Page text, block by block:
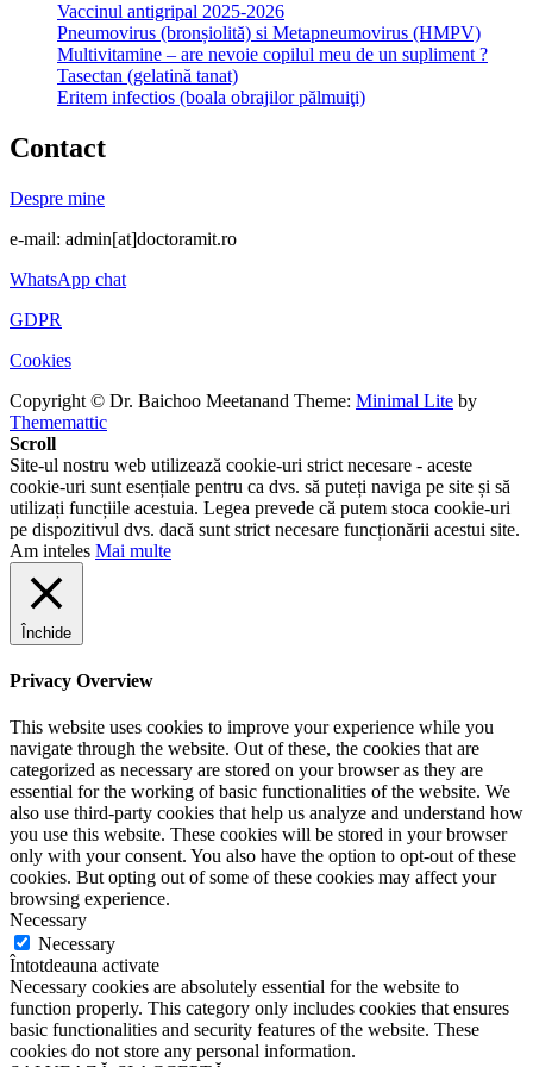
Vaccinul antigripal 2025-2026
Pneumovirus (bronșiolită) si Metapneumovirus (HMPV)
Multivitamine – are nevoie copilul meu de un supliment ?
Tasectan (gelatină tanat)
Eritem infectios (boala obrajilor pălmuiţi)
Contact
Despre mine
e-mail: admin[at]doctoramit.ro
WhatsApp chat
GDPR
Cookies
Copyright © Dr. Baichoo Meetanand Theme: Minimal Lite by
Thememattic
Scroll
Site-ul nostru web utilizează cookie-uri strict necesare - aceste
cookie-uri sunt esențiale pentru ca dvs. să puteți naviga pe site și să
utilizați funcțiile acestuia. Legea prevede că putem stoca cookie-uri
pe dispozitivul dvs. dacă sunt strict necesare funcționării acestui site.
Am inteles Mai multe
Închide
Privacy Overview
This website uses cookies to improve your experience while you
navigate through the website. Out of these, the cookies that are
categorized as necessary are stored on your browser as they are
essential for the working of basic functionalities of the website. We
also use third-party cookies that help us analyze and understand how
you use this website. These cookies will be stored in your browser
only with your consent. You also have the option to opt-out of these
cookies. But opting out of some of these cookies may affect your
browsing experience.
Necessary
Necessary
Întotdeauna activate
Necessary cookies are absolutely essential for the website to
function properly. This category only includes cookies that ensures
basic functionalities and security features of the website. These
cookies do not store any personal information.